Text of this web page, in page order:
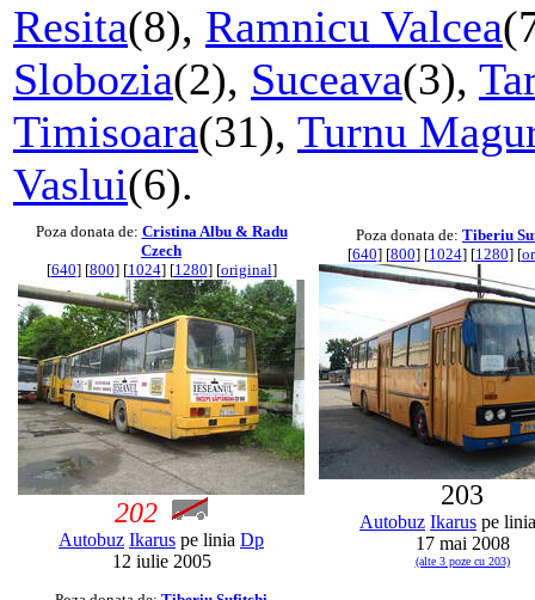
Resita(8), Ramnicu Valcea
Slobozia(2), Suceava(3),
Timisoara(31), Turnu
Vaslui(6).
Poza donata de: Cristina Albu & Radu
Czech
[640] [800] [1024] [1280] [original]
202
Autobuz Ikarus pe linia Dp
12 iulie 2005
Poza donata de: Tiberiu
[640] [800] [1024] [1280] [
203
Autobuz Ikarus pe
17 mai 2008
(alte 3 poze cu 203)